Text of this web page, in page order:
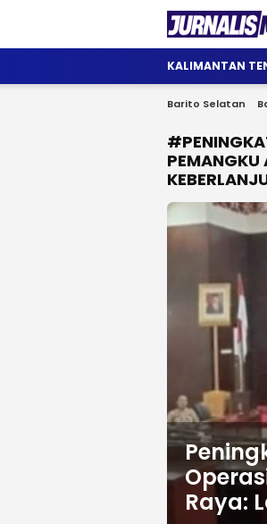
Jurnalis Metro
Satu Wadah
KALIMANTAN
Barito Selatan
PEMANGKU
Raya: